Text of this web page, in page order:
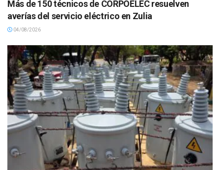
Más de 150 técnicos de CORPOELEC resuelven
averías del servicio eléctrico en Zulia
04/08/2026